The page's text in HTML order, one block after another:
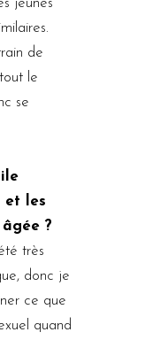
de
le
se
et les
?
très
donc je
ce que
quand